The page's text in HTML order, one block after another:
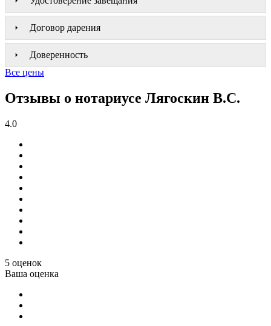
Договор дарения
Доверенность
Все цены
Отзывы о нотариусе Лягоскин В.С.
4.0
5 оценок
Ваша оценка